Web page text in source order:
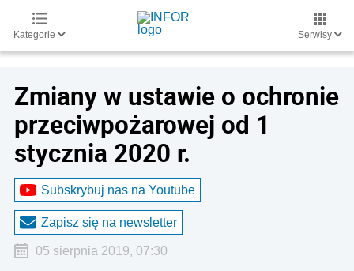
Kategorie Serwisy
Zmiany w ustawie o ochronie
przeciwpożarowej od 1
stycznia 2020 r.
Subskrybuj nas na Youtube
Zapisz się na newsletter
05 sierpnia 2019, 07:30